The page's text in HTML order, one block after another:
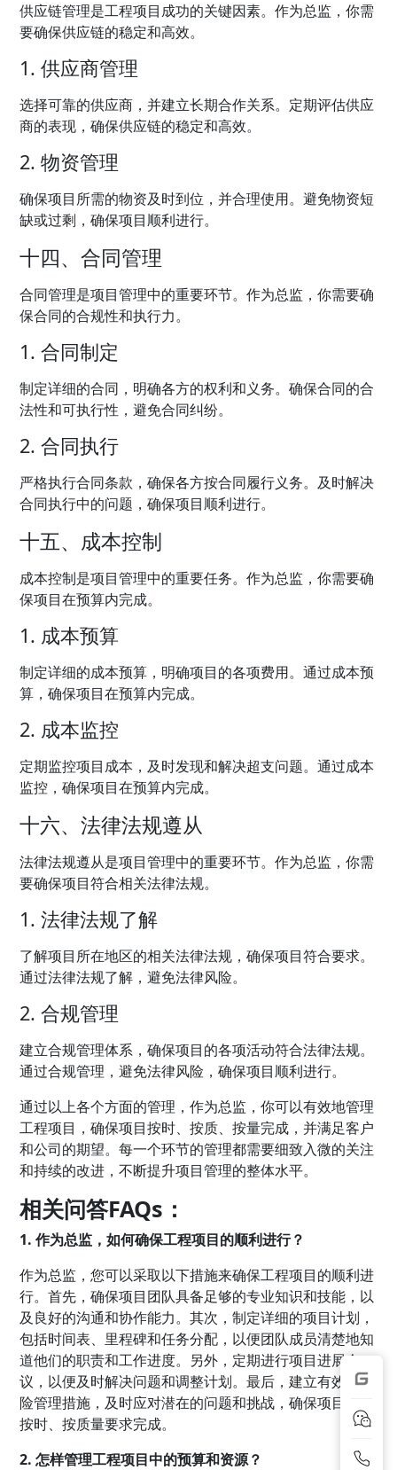
供应链管理是工程项目成功的关键因素。作为总监，你需
要确保供应链的稳定和高效。
1. 供应商管理
选择可靠的供应商，并建立长期合作关系。定期评估供应
商的表现，确保供应链的稳定和高效。
2. 物资管理
确保项目所需的物资及时到位，并合理使用。避免物资短
缺或过剩，确保项目顺利进行。
十四、合同管理
合同管理是项目管理中的重要环节。作为总监，你需要确
保合同的合规性和执行力。
1. 合同制定
制定详细的合同，明确各方的权利和义务。确保合同的合
法性和可执行性，避免合同纠纷。
2. 合同执行
严格执行合同条款，确保各方按合同履行义务。及时解决
合同执行中的问题，确保项目顺利进行。
十五、成本控制
成本控制是项目管理中的重要任务。作为总监，你需要确
保项目在预算内完成。
1. 成本预算
制定详细的成本预算，明确项目的各项费用。通过成本预
算，确保项目在预算内完成。
2. 成本监控
定期监控项目成本，及时发现和解决超支问题。通过成本
监控，确保项目在预算内完成。
十六、法律法规遵从
法律法规遵从是项目管理中的重要环节。作为总监，你需
要确保项目符合相关法律法规。
1. 法律法规了解
了解项目所在地区的相关法律法规，确保项目符合要求。
通过法律法规了解，避免法律风险。
2. 合规管理
建立合规管理体系，确保项目的各项活动符合法律法规。
通过合规管理，避免法律风险，确保项目顺利进行。
通过以上各个方面的管理，作为总监，你可以有效地管理
工程项目，确保项目按时、按质、按量完成，并满足客户
和公司的期望。每一个环节的管理都需要细致入微的关注
和持续的改进，不断提升项目管理的整体水平。
相关问答FAQs：
1. 作为总监，如何确保工程项目的顺利进行？
作为总监，您可以采取以下措施来确保工程项目的顺利进
行。首先，确保项目团队具备足够的专业知识和技能，以
及良好的沟通和协作能力。其次，制定详细的项目计划，
包括时间表、里程碑和任务分配，以便团队成员清楚地知
道他们的职责和工作进度。另外，定期进行项目进展会
议，以便及时解决问题和调整计划。最后，建立有效的风
险管理措施，及时应对潜在的问题和挑战，确保项目能够
按时、按质量要求完成。
2. 怎样管理工程项目中的预算和资源？